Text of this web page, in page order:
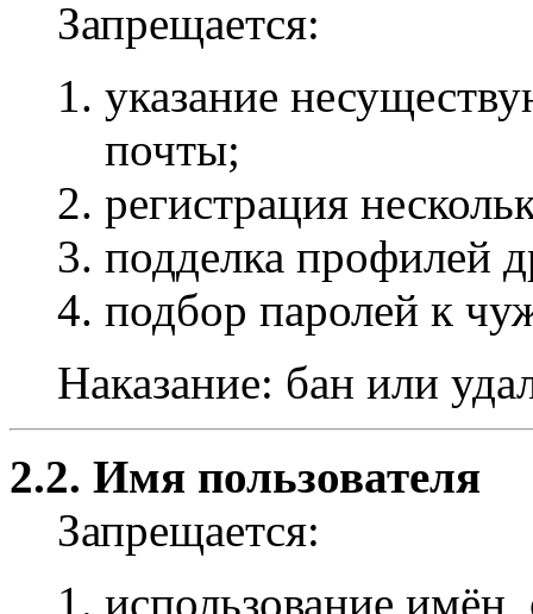
Запрещается:
указание
почты;
регистрация
подделка профилей
подбор паролей к
Наказание: бан или
2.2. Имя пользователя
Запрещается:
использование